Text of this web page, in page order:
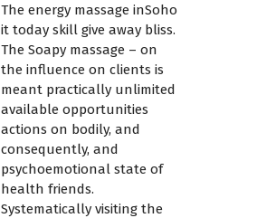
The energy massage inSoho
it today skill give away bliss.
The Soapy massage – on
the influence on clients is
meant practically unlimited
available opportunities
actions on bodily, and
consequently, and
psychoemotional state of
health friends.
Systematically visiting the